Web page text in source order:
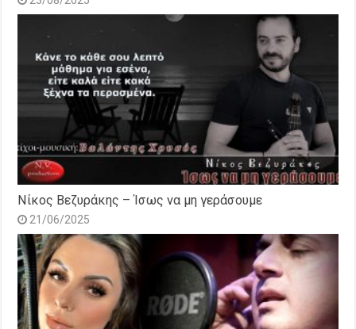
Νίκος Βεζυράκης – Ίσως να μη γεράσουμε
21/06/2025